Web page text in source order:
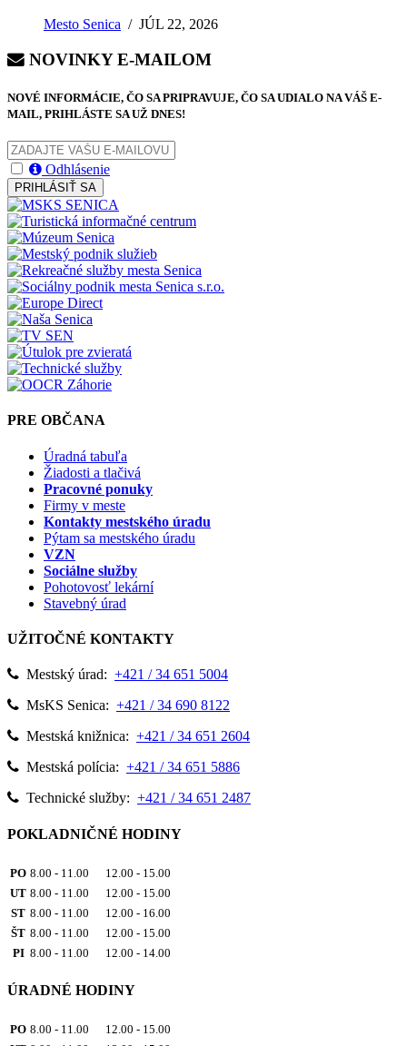
Mesto Senica /JÚL 22, 2026
NOVINKY E-MAILOM
NOVÉ INFORMÁCIE, ČO SA PRIPRAVUJE, ČO SA UDIALO NA VÁŠ E-
MAIL, PRIHLÁSTE SA UŽ DNES!
Odhlásenie
PRIHLÁSIŤ SA
PRE OBČANA
Úradná tabuľa
Žiadosti a tlačivá
Pracovné ponuky
Firmy v meste
Kontakty mestského úradu
Pýtam sa mestského úradu
VZN
Sociálne služby
Pohotovosť lekární
Stavebný úrad
UŽITOČNÉ KONTAKTY
Mestský úrad: +421 / 34 651 5004
MsKS Senica: +421 / 34 690 8122
Mestská knižnica: +421 / 34 651 2604
Mestská polícia: +421 / 34 651 5886
Technické služby: +421 / 34 651 2487
POKLADNIČNÉ HODINY
PO 8.00 - 11.00 12.00 - 15.00
UT 8.00 - 11.00 12.00 - 15.00
ST 8.00 - 11.00 12.00 - 16.00
ŠT 8.00 - 11.00 12.00 - 15.00
PI 8.00 - 11.00 12.00 - 14.00
ÚRADNÉ HODINY
PO 8.00 - 11.00 12.00 - 15.00